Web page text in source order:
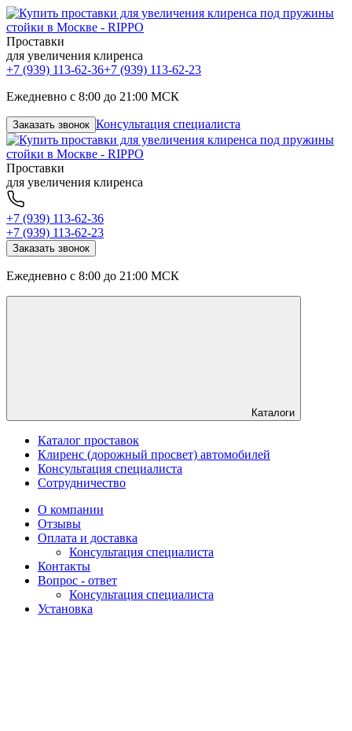
Проставки
для увеличения клиренса
+7 (939) 113-62-36+7 (939) 113-62-23
Ежедневно с 8:00 до 21:00 МСК
Заказать звонок Консультация специалиста
Проставки
для увеличения клиренса
+7 (939) 113-62-36
+7 (939) 113-62-23
Заказать звонок
Ежедневно с 8:00 до 21:00 МСК
Каталоги
Каталог проставок
Клиренс (дорожный просвет) автомобилей
Консультация специалиста
Сотрудничество
О компании
Отзывы
Оплата и доставка
Консультация специалиста
Контакты
Вопрос - ответ
Консультация специалиста
Установка